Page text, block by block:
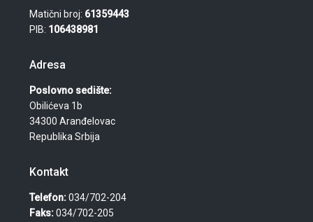
Matični broj: 61359443
PIB: 106438981
Adresa
Poslovno sedište:
Obilićeva 1b
34300 Aranđelovac
Republika Srbija
Kontakt
Telefon:034/702-204
Faks:034/702-205